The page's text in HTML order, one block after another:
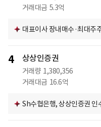
거래대금 5.3억
대표이사 장내매수·최대주
4 상상인증권
거래량 1,380,356
거래대금 16.6억
Sh수협은행, 상상인증권 인